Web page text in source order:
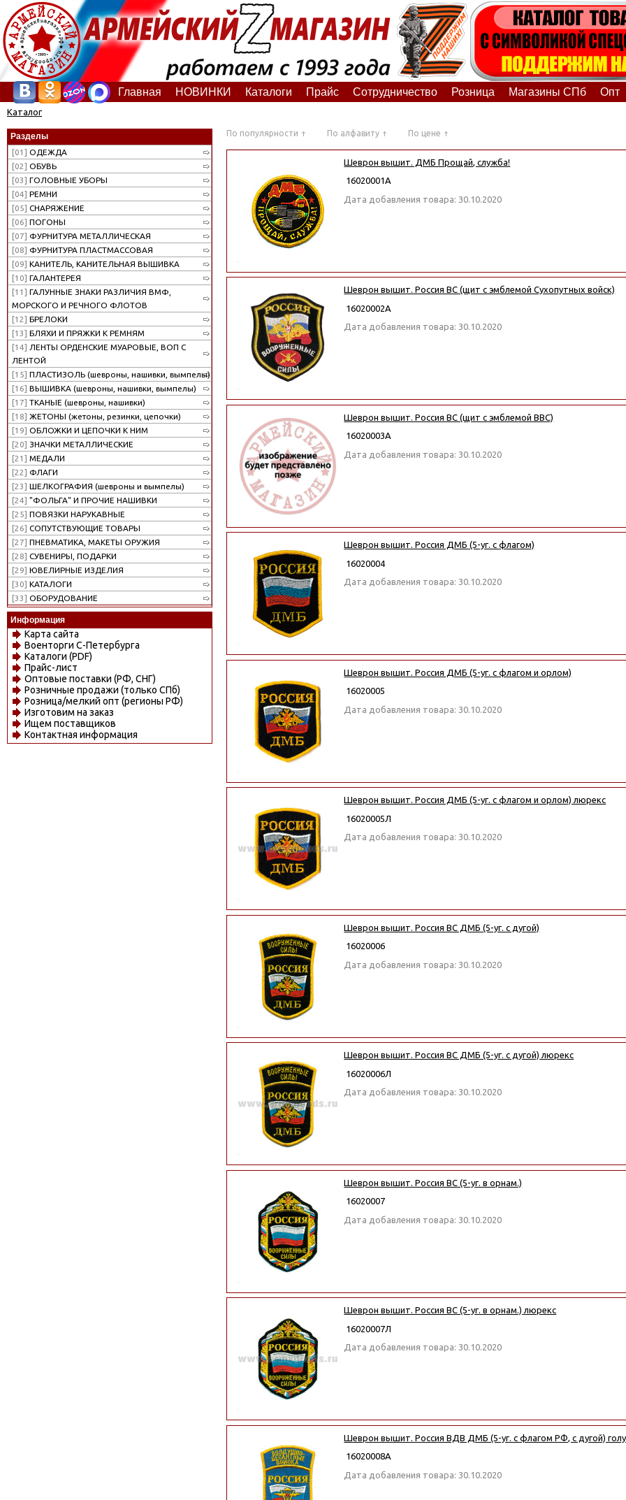
Главная НОВИНКИ Каталоги Прайс Сотрудничество Розница Магазины СПб Опт
Каталог
Разделы
[01] ОДЕЖДА
[02] ОБУВЬ
[03] ГОЛОВНЫЕ УБОРЫ
[04] РЕМНИ
[05] СНАРЯЖЕНИЕ
[06] ПОГОНЫ
[07] ФУРНИТУРА МЕТАЛЛИЧЕСКАЯ
[08] ФУРНИТУРА ПЛАСТМАССОВАЯ
[09] КАНИТЕЛЬ, КАНИТЕЛЬНАЯ ВЫШИВКА
[10] ГАЛАНТЕРЕЯ
[11] ГАЛУННЫЕ ЗНАКИ РАЗЛИЧИЯ ВМФ,
МОРСКОГО И РЕЧНОГО ФЛОТОВ
[12] БРЕЛОКИ
[13] БЛЯХИ И ПРЯЖКИ К РЕМНЯМ
[14] ЛЕНТЫ ОРДЕНСКИЕ МУАРОВЫЕ, ВОП С
ЛЕНТОЙ
[15] ПЛАСТИЗОЛЬ (шевроны, нашивки, вымпелы)
[16] ВЫШИВКА (шевроны, нашивки, вымпелы)
[17] ТКАНЫЕ (шевроны, нашивки)
[18] ЖЕТОНЫ (жетоны, резинки, цепочки)
[19] ОБЛОЖКИ И ЦЕПОЧКИ К НИМ
[20] ЗНАЧКИ МЕТАЛЛИЧЕСКИЕ
[21] МЕДАЛИ
[22] ФЛАГИ
[23] ШЕЛКОГРАФИЯ (шевроны и вымпелы)
[24] "ФОЛЬГА" И ПРОЧИЕ НАШИВКИ
[25] ПОВЯЗКИ НАРУКАВНЫЕ
[26] СОПУТСТВУЮЩИЕ ТОВАРЫ
[27] ПНЕВМАТИКА, МАКЕТЫ ОРУЖИЯ
[28] СУВЕНИРЫ, ПОДАРКИ
[29] ЮВЕЛИРНЫЕ ИЗДЕЛИЯ
[30] КАТАЛОГИ
[33] ОБОРУДОВАНИЕ
Информация
Карта сайта
Военторги С-Петербурга
Каталоги (PDF)
Прайс-лист
Оптовые поставки (РФ, СНГ)
Розничные продажи (только СПб)
Розница/мелкий опт (регионы РФ)
Изготовим на заказ
Ищем поставщиков
Контактная информация
По популярности По алфавиту По цене
Шеврон вышит. ДМБ Прощай, служба!
16020001А
Дата добавления товара: 30.10.2020
Шеврон вышит. Россия ВС (щит с эмблемой Сухопутных войск)
16020002А
Дата добавления товара: 30.10.2020
Шеврон вышит. Россия ВС (щит с эмблемой ВВС)
16020003А
Дата добавления товара: 30.10.2020
Шеврон вышит. Россия ДМБ (5-уг. с флагом)
16020004
Дата добавления товара: 30.10.2020
Шеврон вышит. Россия ДМБ (5-уг. с флагом и орлом)
16020005
Дата добавления товара: 30.10.2020
Шеврон вышит. Россия ДМБ (5-уг. с флагом и орлом) люрекс
16020005Л
Дата добавления товара: 30.10.2020
Шеврон вышит. Россия ВС ДМБ (5-уг. с дугой)
16020006
Дата добавления товара: 30.10.2020
Шеврон вышит. Россия ВС ДМБ (5-уг. с дугой) люрекс
16020006Л
Дата добавления товара: 30.10.2020
Шеврон вышит. Россия ВС (5-уг. в орнам.)
16020007
Дата добавления товара: 30.10.2020
Шеврон вышит. Россия ВС (5-уг. в орнам.) люрекс
16020007Л
Дата добавления товара: 30.10.2020
Шеврон вышит. Россия ВДВ ДМБ (5-уг. с флагом РФ, с дугой)
16020008А
Дата добавления товара: 30.10.2020